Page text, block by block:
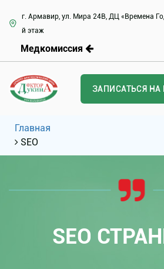
г. Армавир, ул. Мира 24В, ДЦ «Времена
й этаж
Медкомиссия
ЗАПИСАТЬСЯ
Главная
SEO
SEO